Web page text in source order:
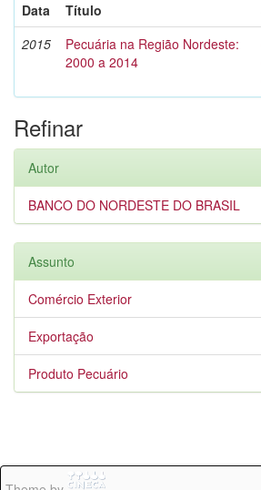
Data
Título
2015
Pecuária na Região Nordeste:
2000 a 2014
Refinar
Autor
BANCO DO NORDESTE DO BRASIL
Assunto
Comércio Exterior
Exportação
Produto Pecuário